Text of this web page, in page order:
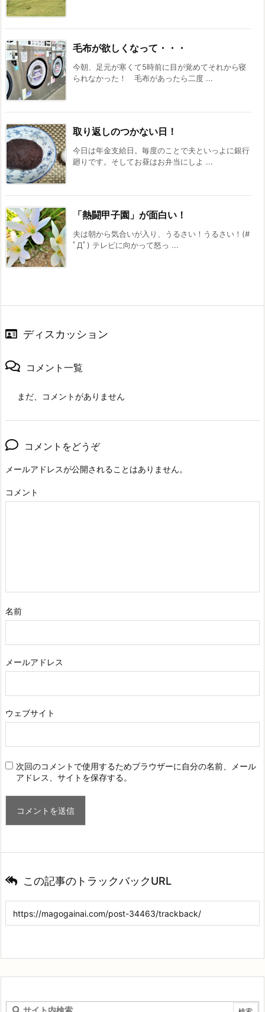
毛布が欲しくなって・・・
今朝、足元が寒くて5時前に目が覚めてそれから寝
られなかった！ 毛布があったら二度 ...
取り返しのつかない日！
今日は年金支給日。毎度のことで夫といっよに銀行
廻りです。そしてお昼はお弁当にしよ ...
「熱闘甲子園」が面白い！
夫は朝から気合いが入り、うるさい！うるさい！(#
ﾟДﾟ) テレビに向かって怒っ ...
ディスカッション
コメント一覧
まだ、コメントがありません
コメントをどうぞ
メールアドレスが公開されることはありません。
コメント
名前
メールアドレス
ウェブサイト
次回のコメントで使用するためブラウザーに自分の名前、メール
アドレス、サイトを保存する。
この記事のトラックバックURL